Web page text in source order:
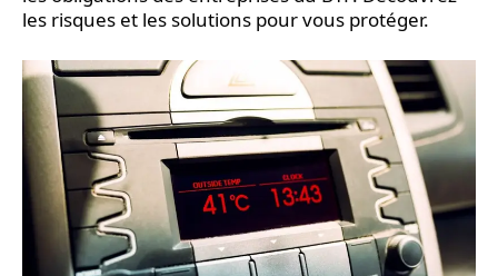
les risques et les solutions pour vous protéger.